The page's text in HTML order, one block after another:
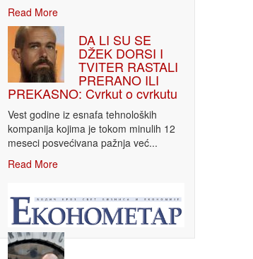
Read More
DA LI SU SE
DŽEK DORSI I
TVITER RASTALI
PRERANO ILI
PREKASNO: Cvrkut o cvrkutu
Vest godine iz esnafa tehnoloških
kompanija kojima je tokom minulih 12
meseci posvećivana pažnja već...
Read More